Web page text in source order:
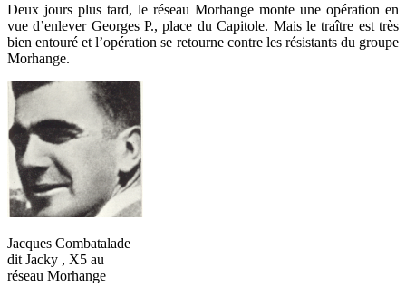
Deux jours plus tard, le réseau Morhange monte une opération en
vue d’enlever Georges P., place du Capitole. Mais le traître est très
bien entouré et l’opération se retourne contre les résistants du groupe
Morhange.
Jacques Combatalade
dit Jacky , X5 au
réseau Morhange